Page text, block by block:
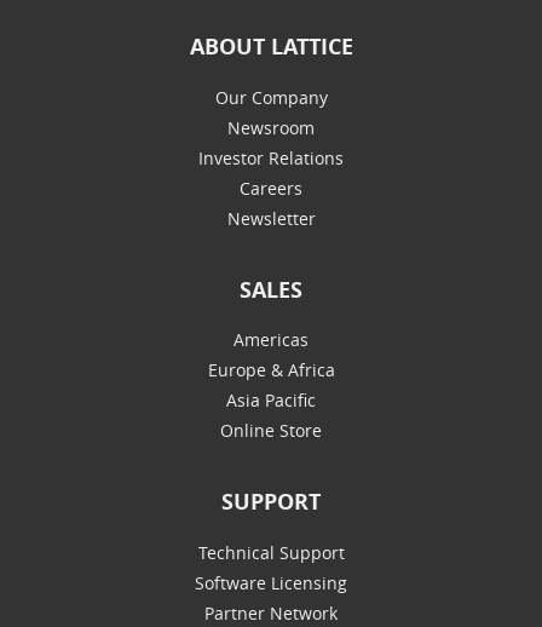
ABOUT LATTICE
Our Company
Newsroom
Investor Relations
Careers
Newsletter
SALES
Americas
Europe & Africa
Asia Pacific
Online Store
SUPPORT
Technical Support
Software Licensing
Partner Network